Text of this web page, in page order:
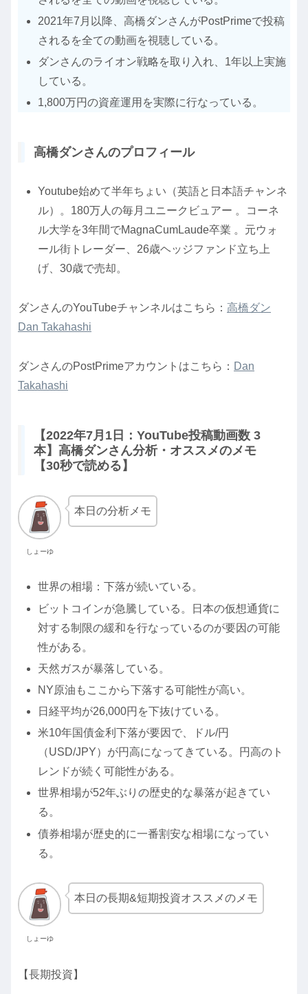
2021年7月以降、高橋ダンさんがPostPrimeで投稿
されるを全ての動画を視聴している。
ダンさんのライオン戦略を取り入れ、1年以上実施
している。
1,800万円の資産運用を実際に行なっている。
高橋ダンさんのプロフィール
Youtube始めて半年ちょい（英語と日本語チャンネ
ル）。180万人の毎月ユニークビュアー 。コーネ
ル大学を3年間でMagnaCumLaude卒業 。元ウォ
ール街トレーダー、26歳ヘッジファンド立ち上
げ、30歳で売却。
ダンさんのYouTubeチャンネルはこちら： 高橋ダン
Dan Takahashi
ダンさんのPostPrimeアカウントはこちら： Dan
Takahashi
【2022年7月1日：YouTube投稿動画数 3
本】高橋ダンさん分析・オススメのメモ
【30秒で読める】
しょーゆ
本日の分析メモ
世界の相場：下落が続いている。
ビットコインが急騰している。日本の仮想通貨に
対する制限の緩和を行なっているのが要因の可能
性がある。
天然ガスが暴落している。
NY原油もここから下落する可能性が高い。
日経平均が26,000円を下抜けている。
米10年国債金利下落が要因で、ドル/円
（USD/JPY）が円高になってきている。円高のト
レンドが続く可能性がある。
世界相場が52年ぶりの歴史的な暴落が起きてい
る。
債券相場が歴史的に一番割安な相場になってい
る。
しょーゆ
本日の長期&短期投資オススメのメモ
【長期投資】